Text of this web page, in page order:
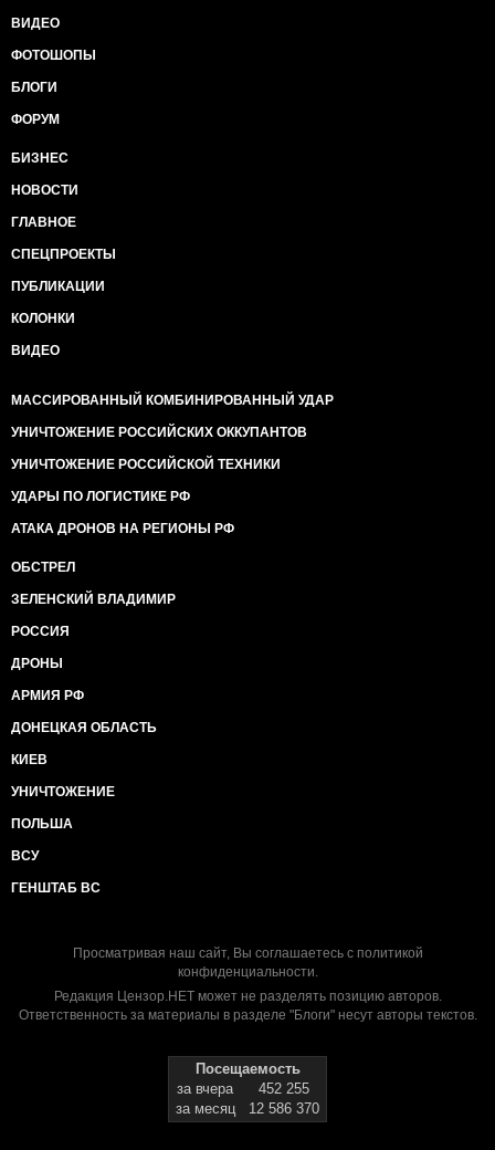
ВИДЕО
ФОТОШОПЫ
БЛОГИ
ФОРУМ
БИЗНЕС
НОВОСТИ
ГЛАВНОЕ
СПЕЦПРОЕКТЫ
ПУБЛИКАЦИИ
КОЛОНКИ
ВИДЕО
МАССИРОВАННЫЙ КОМБИНИРОВАННЫЙ УДАР
УНИЧТОЖЕНИЕ РОССИЙСКИХ ОККУПАНТОВ
УНИЧТОЖЕНИЕ РОССИЙСКОЙ ТЕХНИКИ
УДАРЫ ПО ЛОГИСТИКЕ РФ
АТАКА ДРОНОВ НА РЕГИОНЫ РФ
ОБСТРЕЛ
ЗЕЛЕНСКИЙ ВЛАДИМИР
РОССИЯ
ДРОНЫ
АРМИЯ РФ
ДОНЕЦКАЯ ОБЛАСТЬ
КИЕВ
УНИЧТОЖЕНИЕ
ПОЛЬША
ВСУ
ГЕНШТАБ ВС
Просматривая наш сайт, Вы соглашаетесь с политикой
конфиденциальности.
Редакция Цензор.НЕТ может не разделять позицию авторов.
Ответственность за материалы в разделе "Блоги" несут авторы текстов.
Посещаемость
за вчера
452 255
за месяц
12 586 370